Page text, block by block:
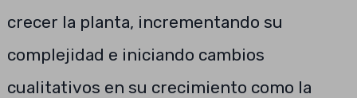
crecer la planta, incrementando su
complejidad e iniciando cambios
cualitativos en su crecimiento como la